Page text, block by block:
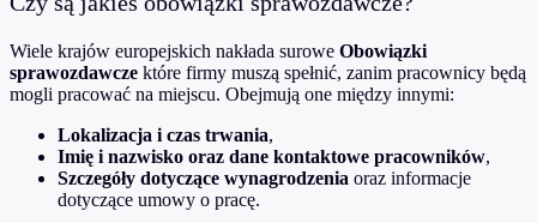
Wiele krajów europejskich nakłada surowe Obowiązki
sprawozdawcze które firmy muszą spełnić, zanim pracownicy będą
mogli pracować na miejscu. Obejmują one między innymi:
Lokalizacja i czas trwania,
Imię i nazwisko oraz dane kontaktowe pracowników,
Szczegóły dotyczące wynagrodzenia oraz informacje
dotyczące umowy o pracę.